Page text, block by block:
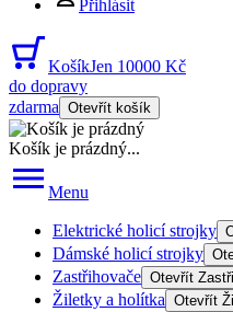
Přihlásit
KošíkJen 10000 Kč
do dopravy
zdarma Otevřít košík
Košík je prázdný...
Menu
Elektrické holicí strojky
Dámské holicí strojky
Zastřihovače Otevřít
Žiletky a holítka Otevřít